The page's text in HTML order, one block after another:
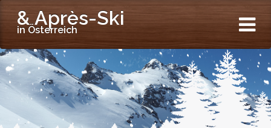
& Après-Ski
in Österreich